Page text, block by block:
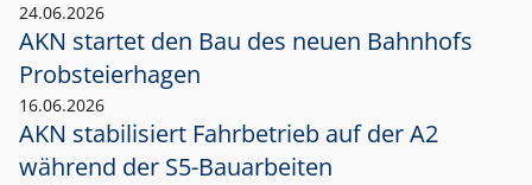
24.06.2026
AKN startet den Bau des neuen Bahnhofs
Probsteierhagen
16.06.2026
AKN stabilisiert Fahrbetrieb auf der A2
während der S5-Bauarbeiten